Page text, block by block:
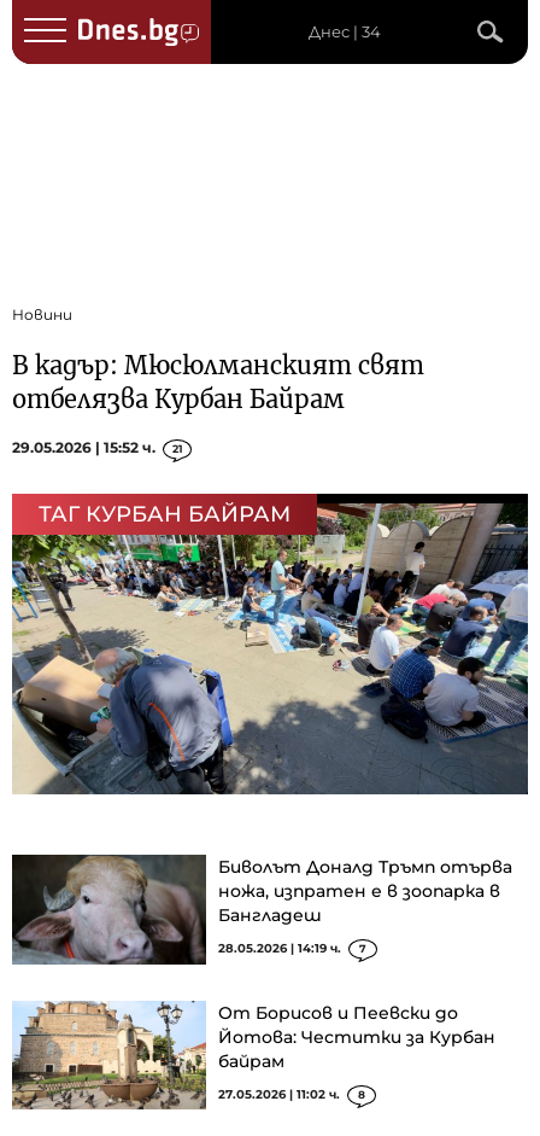
Днес | 34
Новини
В кадър: Мюсюлманският свят
отбелязва Курбан Байрам
29.05.2026 | 15:52 ч. 21
ТАГ КУРБАН БАЙРАМ
Биволът Доналд Тръмп отърва
ножа, изпратен е в зоопарка в
Бангладеш
28.05.2026 | 14:19 ч. 7
От Борисов и Пеевски до
Йотова: Честитки за Курбан
байрам
27.05.2026 | 11:02 ч. 8